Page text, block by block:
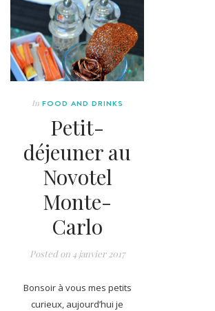
In FOOD AND DRINKS
Petit-
déjeuner au
Novotel
Monte-
Carlo
Posted on 4 janvier 2017
Bonsoir à vous mes petits
curieux, aujourd’hui je